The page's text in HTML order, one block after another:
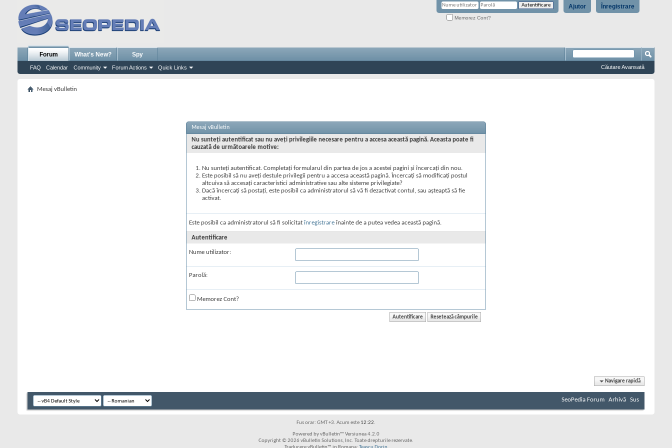
Înregistrare
Ajutor
Memorez Cont?
Forum
FAQ Calendar Community Forum Actions Quick Links
What's New? Spy
Căutare Avansată
Mesaj vBulletin
Mesaj vBulletin
Nu sunteţi autentificat sau nu aveţi privilegiile necesare pentru a accesa această pagină. Aceasta poate fi
cauzată de următoarele motive:
Nu sunteţi autentificat. Completaţi formularul din partea de jos a acestei pagini şi încercaţi din nou.
Este posibil să nu aveţi destule privilegii pentru a accesa această pagină. Încercaţi să modificaţi postul
altcuiva să accesaţi caracteristici administrative sau alte sisteme privilegiate?
Dacă încercaţi să postaţi, este posibil ca administratorul să vă fi dezactivat contul, sau aşteaptă să fie
activat.
Este posibil ca administratorul să fi solicitat înregistrare înainte de a putea vedea această pagină.
Autentificare
Nume utilizator:
Parolă:
Memorez Cont?
Navigare rapidă
SeoPedia Forum Arhivă Sus
Fus orar: GMT +3. Acum este 12:22.
Powered by vBulletin™ Versiunea 4.2.0
Copyright © 2026 vBulletin Solutions, Inc. Toate drepturile rezervate.